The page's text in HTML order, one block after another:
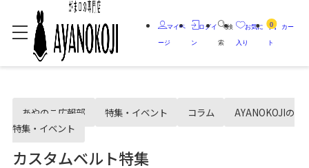
マイペ
ージ
ログイ
ン
検
索
お気に
入り
0 カー
ト
あやのこ広報部 特集・イベント コラム
AYANOKOJIの
特集・イベント
カスタムベルト特集